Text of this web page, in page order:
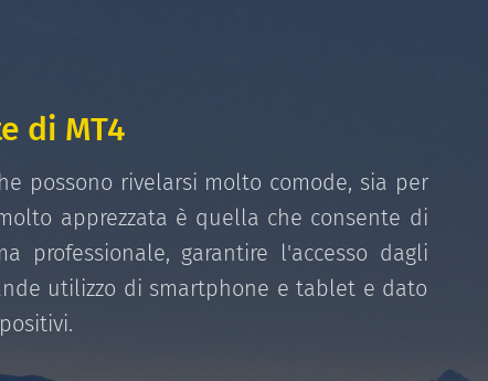
di MT4
possono rivelarsi molto comode, sia per
apprezzata è quella che consente di
professionale, garantire l'accesso dagli
utilizzo di smartphone e tablet e dato